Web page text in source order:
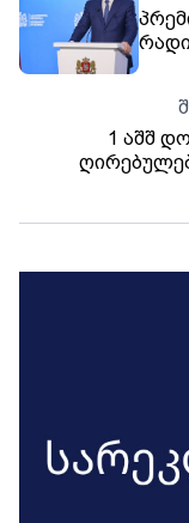
1 აშშ